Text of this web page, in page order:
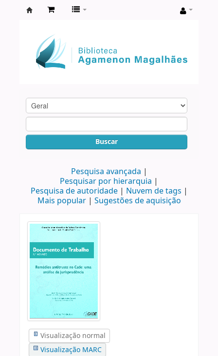
Agamenon
Magalhães
Buscar
Pesquisa avançada
Pesquisar por hierarquia
Pesquisa de autoridade
Nuvem de tags
Mais popular
Sugestões de aquisição
Visualização normal
Visualização MARC